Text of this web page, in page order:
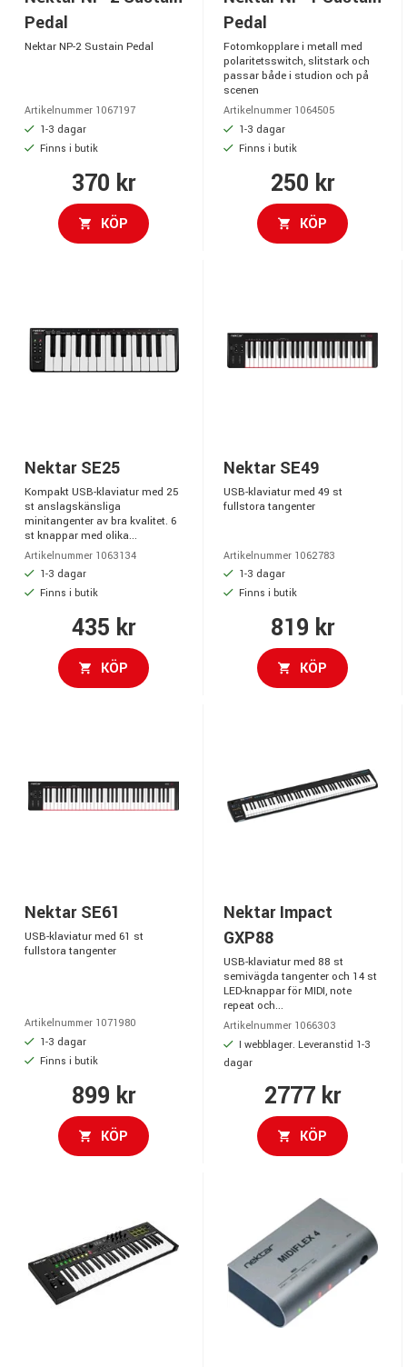
Pedal
Nektar NP-2 Sustain Pedal
Artikelnummer 1067197
1-3 dagar
Finns i butik
370 kr
KÖP
Pedal
Fotomkopplare i metall med
polaritetsswitch, slitstark och
passar både i studion och på
scenen
Artikelnummer 1064505
1-3 dagar
Finns i butik
250 kr
KÖP
Nektar SE25
Kompakt USB-klaviatur med 25
st anslagskänsliga
minitangenter av bra kvalitet. 6
st knappar med olika...
Artikelnummer 1063134
1-3 dagar
Finns i butik
435 kr
KÖP
Nektar SE49
USB-klaviatur med 49 st
fullstora tangenter
Artikelnummer 1062783
1-3 dagar
Finns i butik
819 kr
KÖP
Nektar SE61
USB-klaviatur med 61 st
fullstora tangenter
Artikelnummer 1071980
1-3 dagar
Finns i butik
899 kr
KÖP
Nektar Impact
GXP88
USB-klaviatur med 88 st
semivägda tangenter och 14 st
LED-knappar för MIDI, note
repeat och...
Artikelnummer 1066303
I webblager. Leveranstid 1-3
dagar
2777 kr
KÖP